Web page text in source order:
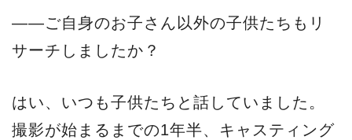
——ご自身のお子さん以外の子供たちもリ
サーチしましたか？
はい、いつも子供たちと話していました。
撮影が始まるまでの1年半、キャスティング